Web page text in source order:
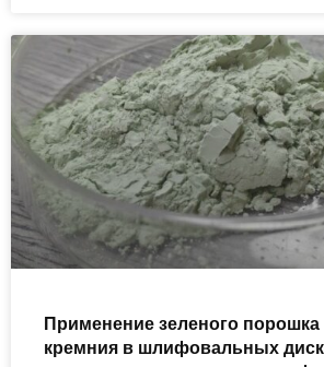
Применение зеленого порошка
кремния в шлифовальных